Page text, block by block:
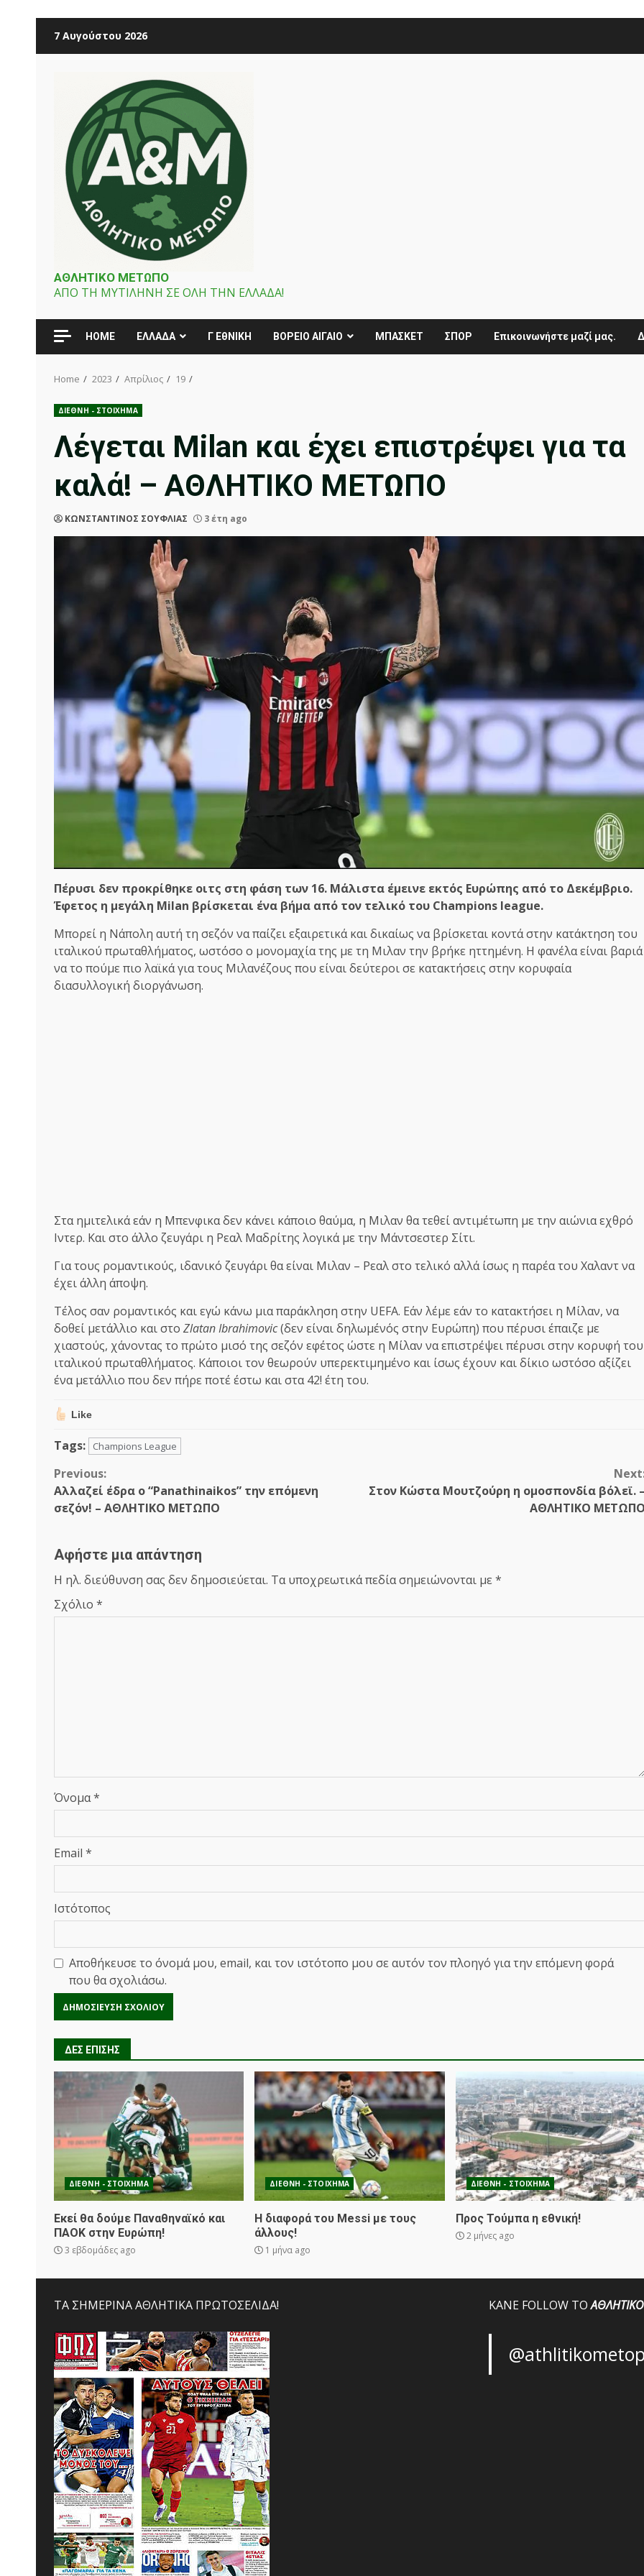
7 Αυγούστου 2026
ΑΘΛΗΤΙΚΟ ΜΕΤΩΠΟ
ΑΠΟ ΤΗ ΜΥΤΙΛΗΝΗ ΣΕ ΟΛΗ ΤΗΝ ΕΛΛΑΔΑ!
HOME ΕΛΛΑΔΑ Γ ΕθΝΙΚΗ ΒΟΡΕΙΟ ΑΙΓΑΙΟ ΜΠΑΣΚΕΤ ΣΠΟΡ Επικοινωνήστε μαζί μας.
Home 2023 Απρίλιος 19
ΔΙΕΘΝΗ - ΣΤΟΙΧΗΜΑ
Λέγεται Milan και έχει επιστρέψει για τα
καλά! – ΑΘΛΗΤΙΚΟ ΜΕΤΩΠΟ
ΚΩΝΣΤΑΝΤΙΝΟΣ ΣΟΥΦΛΙΑΣ 3 έτη ago
Πέρυσι δεν προκρίθηκε οιτς στη φάση των 16. Μάλιστα έμεινε εκτός Ευρώπης από το Δεκέμβριο.
Έφετος η μεγάλη Milan βρίσκεται ένα βήμα από τον τελικό του Champions league.
Μπορεί η Νάπολη αυτή τη σεζόν να παίζει εξαιρετικά και δικαίως να βρίσκεται κοντά στην κατάκτηση του
ιταλικού πρωταθλήματος, ωστόσο ο μονομαχία της με τη Μιλαν την βρήκε ηττημένη. Η φανέλα είναι βαριά
να το πούμε πιο λαϊκά για τους Μιλανέζους που είναι δεύτεροι σε κατακτήσεις στην κορυφαία
διασυλλογική διοργάνωση.
Στα ημιτελικά εάν η Μπενφικα δεν κάνει κάποιο θαύμα, η Μιλαν θα τεθεί αντιμέτωπη με την αιώνια εχθρό
Ιντερ. Και στο άλλο ζευγάρι η Ρεαλ Μαδρίτης λογικά με την Μάντσεστερ Σίτι.
Για τους ρομαντικούς, ιδανικό ζευγάρι θα είναι Μιλαν – Ρεαλ στο τελικό αλλά ίσως η παρέα του Χαλαντ να
έχει άλλη άποψη.
Τέλος σαν ρομαντικός και εγώ κάνω μια παράκληση στην UEFA. Εάν λέμε εάν το κατακτήσει η Μίλαν, να
δοθεί μετάλλιο και στο Zlatan Ibrahimovic(δεν είναι δηλωμένός στην Ευρώπη) που πέρυσι έπαιζε με
χιαστούς, χάνοντας το πρώτο μισό της σεζόν εφέτος ώστε η Μίλαν να επιστρέψει πέρυσι στην κορυφή του
ιταλικού πρωταθλήματος. Κάποιοι τον θεωρούν υπερεκτιμημένο και ίσως έχουν και δίκιο ωστόσο αξίζει
ένα μετάλλιο που δεν πήρε ποτέ έστω και στα 42! έτη του.
Like
Tags: Champions League
Continue
Reading
Previous:
Αλλαζεί έδρα ο “Panathinaikos” την επόμενη
σεζόν! – ΑΘΛΗΤΙΚΟ ΜΕΤΩΠΟ
Στον Κώστα Μουτζούρη η ομοσπονδία βόλεϊ. –
ΑΘΛΗΤΙΚΟ ΜΕΤΩΠΟ
Αφήστε μια απάντηση
Η ηλ. διεύθυνση σας δεν δημοσιεύεται. Τα υποχρεωτικά πεδία σημειώνονται με *
Σχόλιο *
Όνομα*
Email *
Ιστότοπος
Αποθήκευσε το όνομά μου, email, και τον ιστότοπο μου σε αυτόν τον πλοηγό για την επόμενη φορά
που θα σχολιάσω.
ΔΕΣ ΕΠΙΣΗΣ
ΔΙΕΘΝΗ - ΣΤΟΙΧΗΜΑ
Εκεί θα δούμε Παναθηναϊκό και
ΠΑΟΚ στην Ευρώπη!
3 εβδομάδες ago
ΔΙΕΘΝΗ - ΣΤΟΙΧΗΜΑ
Η διαφορά του Messi με τους
άλλους!
1 μήνα ago
ΔΙΕΘΝΗ - ΣΤΟΙΧΗΜΑ
Προς Τούμπα η εθνική!
2 μήνες ago
ΤΑ ΣΗΜΕΡΙΝΑ ΑΘΛΗΤΙΚΑ ΠΡΩΤΟΣΕΛΙΔΑ! ΚΑΝΕ FOLLOW ΤΟΑΘΛΗΤΙΚΟ